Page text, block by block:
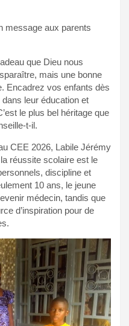
message aux parents
que Dieu nous
mais une bonne
Encadrez vos enfants dès
leur éducation et
le plus bel héritage que
t-il.
CEE 2026, Labile Jérémy
réussite scolaire est le
discipline et
10 ans, le jeune
médecin, tandis que
d’inspiration pour de